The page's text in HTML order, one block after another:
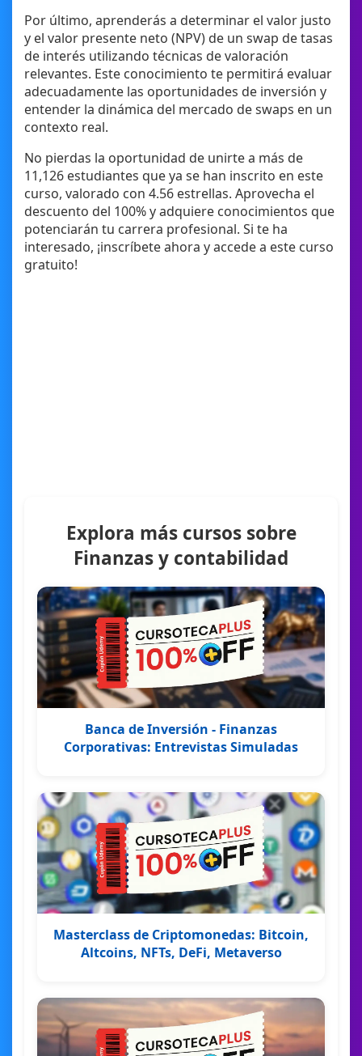
Por último, aprenderás a determinar el valor justo
y el valor presente neto (NPV) de un swap de tasas
de interés utilizando técnicas de valoración
relevantes. Este conocimiento te permitirá evaluar
adecuadamente las oportunidades de inversión y
entender la dinámica del mercado de swaps en un
contexto real.
No pierdas la oportunidad de unirte a más de
11,126 estudiantes que ya se han inscrito en este
curso, valorado con 4.56 estrellas. Aprovecha el
descuento del 100% y adquiere conocimientos que
potenciarán tu carrera profesional. Si te ha
interesado, ¡inscríbete ahora y accede a este curso
gratuito!
Explora más cursos sobre
Finanzas y contabilidad
Banca de Inversión - Finanzas
Corporativas: Entrevistas Simuladas
Masterclass de Criptomonedas: Bitcoin,
Altcoins, NFTs, DeFi, Metaverso